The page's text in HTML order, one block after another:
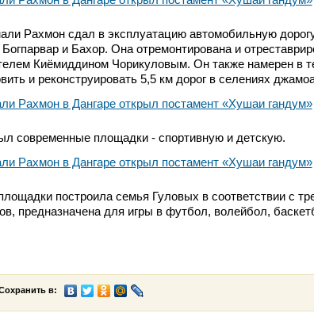
Рахмон сдал в эксплуатацию автомобильную
и Бахор. Она отремонтирована и
Киёмиддином Чорикуловым. Он также намерен в
и реконструировать 5,5 км дорог в селениях
современные площадки - спортивную и детскую.
построила семья Гуловых в соответствии с
предназначена для игры в футбол, волейбол,
в: